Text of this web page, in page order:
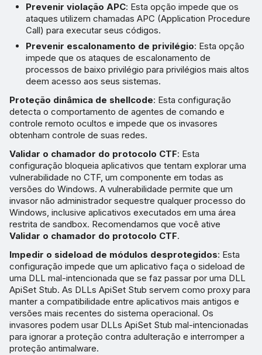
Prevenir violação APC: Esta opção impede que os
ataques utilizem chamadas APC (Application Procedure
Call) para executar seus códigos.
Prevenir escalonamento de privilégio: Esta opção
impede que os ataques de escalonamento de
processos de baixo privilégio para privilégios mais altos
deem acesso aos seus sistemas.
Proteção dinâmica de shellcode: Esta configuração
detecta o comportamento de agentes de comando e
controle remoto ocultos e impede que os invasores
obtenham controle de suas redes.
Validar o chamador do protocolo CTF: Esta
configuração bloqueia aplicativos que tentam explorar uma
vulnerabilidade no CTF, um componente em todas as
versões do Windows. A vulnerabilidade permite que um
invasor não administrador sequestre qualquer processo do
Windows, inclusive aplicativos executados em uma área
restrita de sandbox. Recomendamos que você ative
Validar o chamador do protocolo CTF.
Impedir o sideload de módulos desprotegidos: Esta
configuração impede que um aplicativo faça o sideload de
uma DLL mal-intencionada que se faz passar por uma DLL
ApiSet Stub. As DLLs ApiSet Stub servem como proxy para
manter a compatibilidade entre aplicativos mais antigos e
versões mais recentes do sistema operacional. Os
invasores podem usar DLLs ApiSet Stub mal-intencionadas
para ignorar a proteção contra adulteração e interromper a
proteção antimalware.